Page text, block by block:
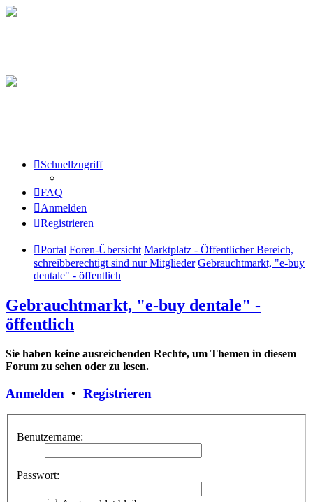
Schnellzugriff
FAQ
Anmelden
Registrieren
Portal Foren-Übersicht Marktplatz - Öffentlicher Bereich,
schreibberechtigt sind nur Mitglieder Gebrauchtmarkt, "e-buy
dentale" - öffentlich
Gebrauchtmarkt, "e-buy dentale" -
öffentlich
Sie haben keine ausreichenden Rechte, um Themen in diesem
Forum zu sehen oder zu lesen.
Anmelden • Registrieren
Benutzername:
Passwort: